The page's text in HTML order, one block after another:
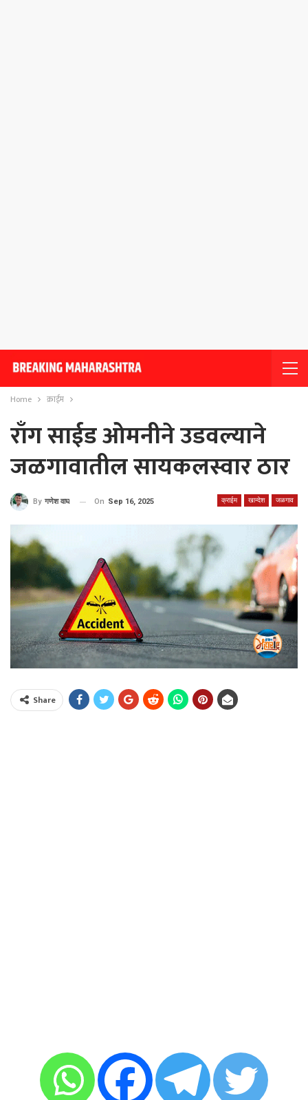
Home क्राईम
राँग साईड ओमनीने उडवल्याने
जळगावातील सायकलस्वार ठार
क्राईम खान्देश जळगाव
By गणेश वाघ On Sep 16, 2025
Share